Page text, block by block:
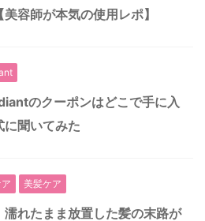
容師が本気の使用レポ】
のクーポンはどこで手に入
に聞いてみた
美髪ケア
濡れたまま放置した髪の末路が